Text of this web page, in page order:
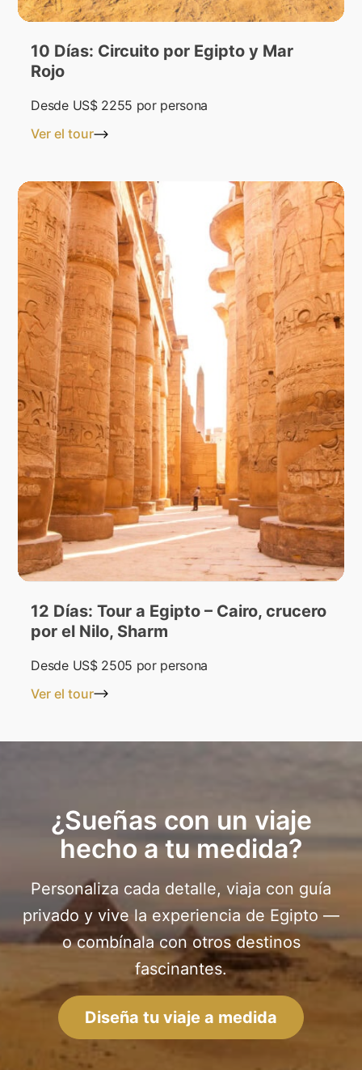
10 Días: Circuito por Egipto y Mar
Rojo
Desde US$ 2255 por persona
Ver el tour
12 Días: Tour a Egipto – Cairo, crucero
por el Nilo, Sharm
Desde US$ 2505 por persona
Ver el tour
¿Sueñas con un viaje
hecho a tu medida?
Personaliza cada detalle, viaja con guía
privado y vive la experiencia de Egipto —
o combínala con otros destinos
fascinantes.
Diseña tu viaje a medida